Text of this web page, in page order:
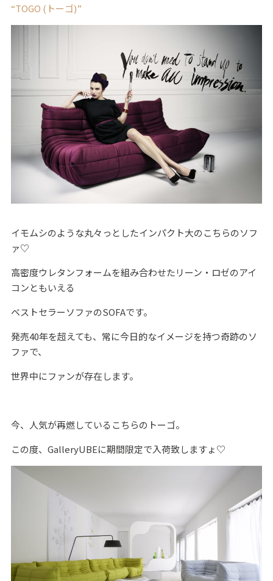
“TOGO (トーゴ)”
イモムシのような丸々っとしたインパクト大のこちらのソフ
ァ♡
高密度ウレタンフォームを組み合わせたリーン・ロゼのアイ
コンともいえる
ベストセラーソファのSOFAです。
発売40年を超えても、常に今日的なイメージを持つ奇跡のソ
ファで、
世界中にファンが存在します。
今、人気が再燃しているこちらのトーゴ。
この度、GalleryUBEに期間限定で入荷致しますょ♡